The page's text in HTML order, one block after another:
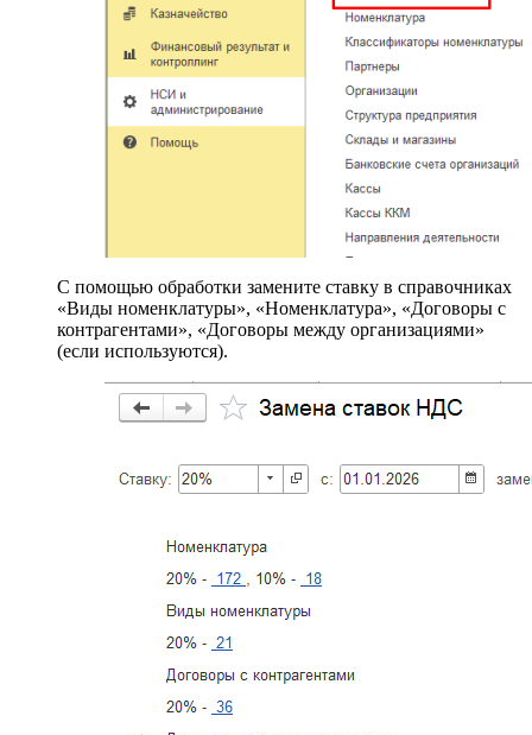
С помощью обработки замените ставку в справочниках
«Виды номенклатуры», «Номенклатура», «Договоры с
контрагентами», «Договоры между организациями»
(если используются).